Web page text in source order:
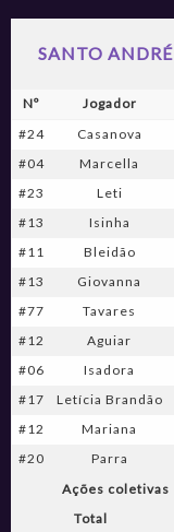
SANTO ANDRÉ
Nº Jogador
#24
Casanova
#04
Marcella
#23
Leti
#13
Isinha
#11
Bleidão
#13
Giovanna
#77
Tavares
#12
Aguiar
#06
Isadora
#17
Letícia Brandão
#12
Mariana
#20
Parra
Ações coletivas
Total